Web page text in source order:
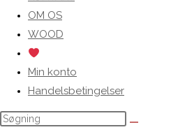
search
OM OS
WOOD
Min konto
Handelsbetingelser